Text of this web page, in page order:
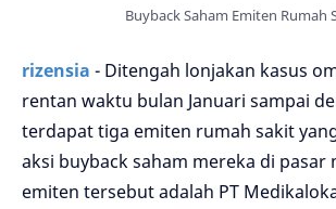
Buyback Saham Emiten Rumah
rizensia - Ditengah lonjakan kasus
rentan waktu bulan Januari sampai
terdapat tiga emiten rumah sakit
aksi buyback saham mereka di pasar
emiten tersebut adalah PT